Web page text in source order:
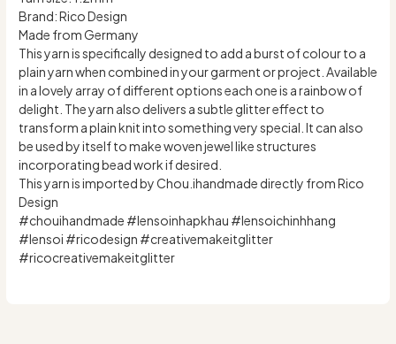
Brand: Rico Design
Made from Germany
This yarn is specifically designed to add a burst of colour to a
plain yarn when combined in your garment or project. Available
in a lovely array of different options each one is a rainbow of
delight. The yarn also delivers a subtle glitter effect to
transform a plain knit into something very special. It can also
be used by itself to make woven jewel like structures
incorporating bead work if desired.
This yarn is imported by Chou.ihandmade directly from Rico
Design
#chouihandmade #lensoinhapkhau #lensoichinhhang
#lensoi #ricodesign #creativemakeitglitter
#ricocreativemakeitglitter